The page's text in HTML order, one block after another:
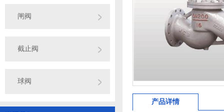
闸阀
截止阀
球阀
产品详情